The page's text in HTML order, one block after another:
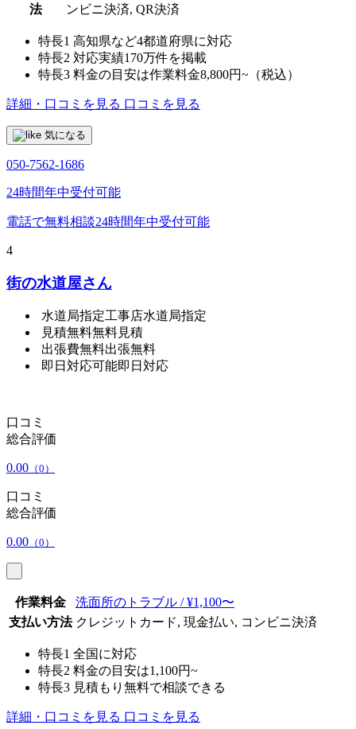
法
ンビニ決済, QR決済
特長1 高知県など4都道府県に対応
特長2 対応実績170万件を掲載
特長3 料金の目安は作業料金8,800円~（税込）
詳細・口コミを見る 口コミを見る
気になる
050-7562-1686
24時間年中受付可能
電話で無料相談24時間年中受付可能
4
街の水道屋さん
水道局指定工事店水道局指定
見積無料無料見積
出張費無料出張無料
即日対応可能即日対応
口コミ
総合評価
0.00 （0）
口コミ
総合評価
0.00 （0）
作業料金
洗面所のトラブル / ¥1,100〜
支払い方法 クレジットカード, 現金払い, コンビニ決済
特長1 全国に対応
特長2 料金の目安は1,100円~
特長3 見積もり無料で相談できる
詳細・口コミを見る 口コミを見る